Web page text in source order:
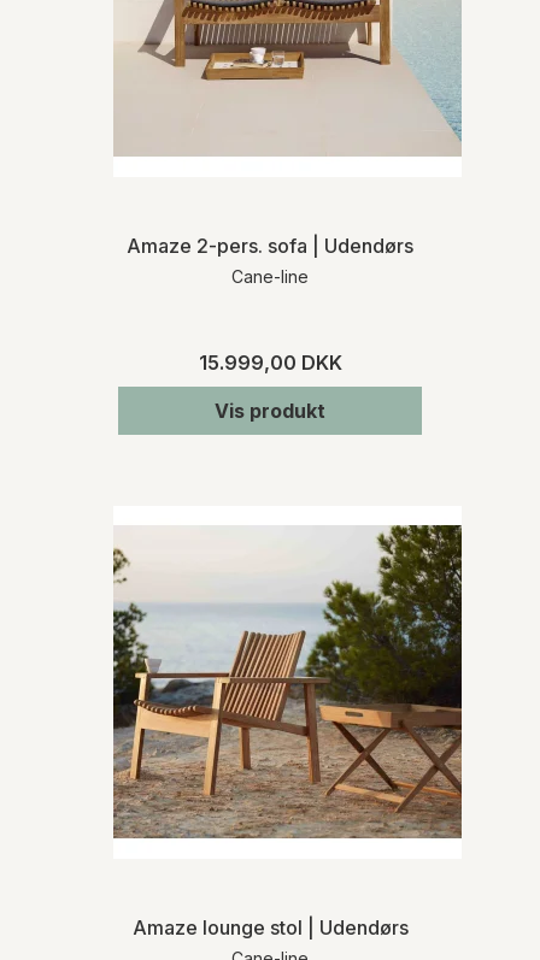
varen med eksterne fragtmænd eller med
Møbelhuset 2’s egne vognmænd.
bekræftelse fra den pågældende
leveringstiden på et specifikt produkt.
ønsker at fortryde dit køb. Du skal afholde
de direkte udgifter i forbindelse med
varens returforsendelse. Du bærer risikoen
for varen fra tidspunktet for varens
handelsbetingelser
Amaze 2-pers. sofa | Udendørs
Cane-line
15.999,00 DKK
Vis produkt
Amaze lounge stol | Udendørs